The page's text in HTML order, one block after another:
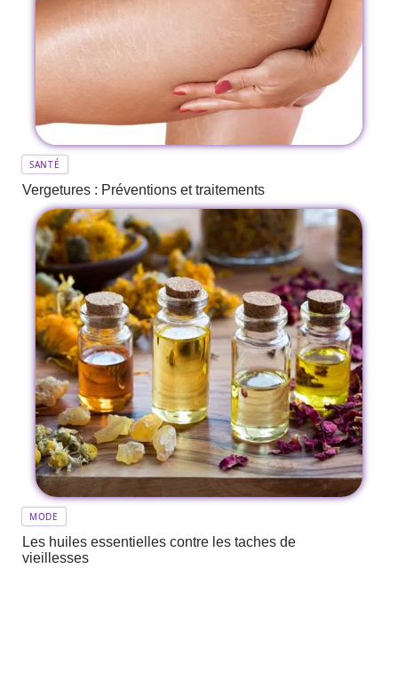
SANTÉ
Vergetures : Préventions et traitements
MODE
Les huiles essentielles contre les taches de
vieillesses